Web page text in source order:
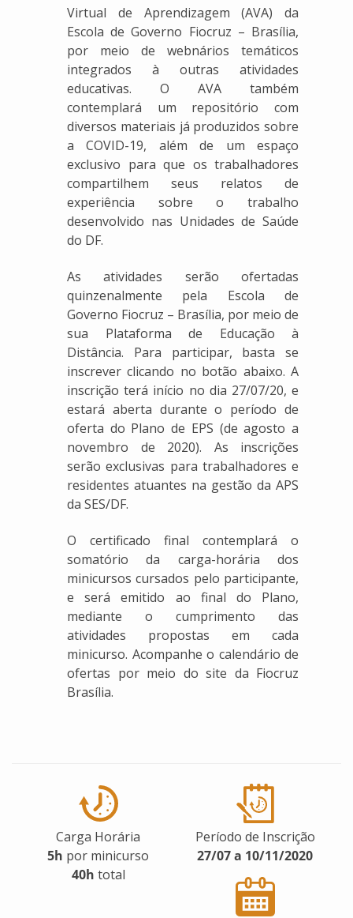
Virtual de Aprendizagem (AVA) da
Escola de Governo Fiocruz – Brasília,
por meio de webnários temáticos
integrados à outras atividades
educativas. O AVA também
contemplará um repositório com
diversos materiais já produzidos sobre
a COVID-19, além de um espaço
exclusivo para que os trabalhadores
compartilhem seus relatos de
experiência sobre o trabalho
desenvolvido nas Unidades de Saúde
do DF.
As atividades serão ofertadas
quinzenalmente pela Escola de
Governo Fiocruz – Brasília, por meio de
sua Plataforma de Educação à
Distância. Para participar, basta se
inscrever clicando no botão abaixo. A
inscrição terá início no dia 27/07/20, e
estará aberta durante o período de
oferta do Plano de EPS (de agosto a
novembro de 2020). As inscrições
serão exclusivas para trabalhadores e
residentes atuantes na gestão da APS
da SES/DF.
O certificado final contemplará o
somatório da carga-horária dos
minicursos cursados pelo participante,
e será emitido ao final do Plano,
mediante o cumprimento das
atividades propostas em cada
minicurso. Acompanhe o calendário de
ofertas por meio do site da Fiocruz
Brasília.
Carga Horária
5h por minicurso
40h total
Período de Inscrição
27/07 a 10/11/2020